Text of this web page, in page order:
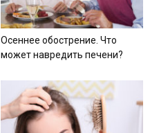
Осеннее обострение. Что
может навредить печени?